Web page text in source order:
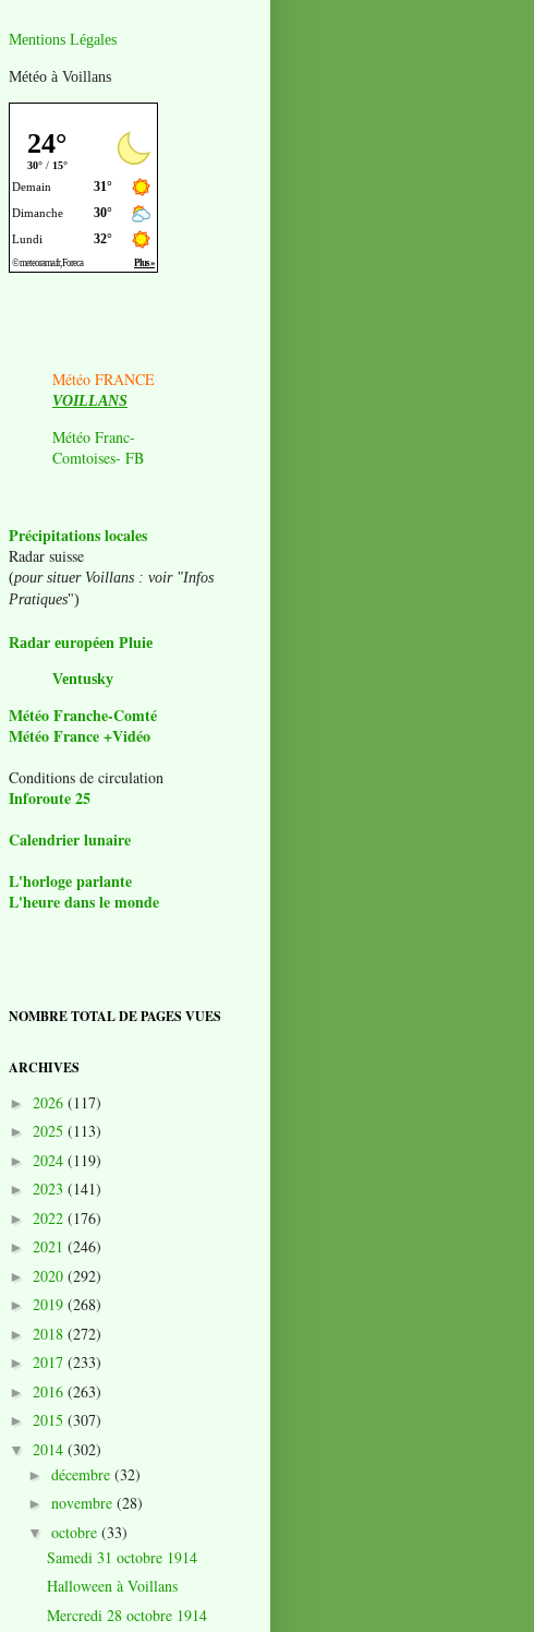
Mentions Légales
Météo à Voillans
Météo FRANCE
VOILLANS
Météo Franc-
Comtoises- FB
Précipitations locales
Radar suisse
(pour situer Voillans : voir "Infos
Pratiques")
Radar européen Pluie
Ventusky
Météo Franche-Comté
Météo France +Vidéo
Conditions de circulation
Inforoute 25
Calendrier lunaire
L'horloge parlante
L'heure dans le monde
NOMBRE TOTAL DE PAGES VUES
ARCHIVES
► 2026 (117)
► 2025 (113)
► 2024 (119)
► 2023 (141)
► 2022 (176)
► 2021 (246)
► 2020 (292)
► 2019 (268)
► 2018 (272)
► 2017 (233)
► 2016 (263)
► 2015 (307)
▼ 2014 (302)
► décembre (32)
► novembre (28)
▼ octobre (33)
Samedi 31 octobre 1914
Halloween à Voillans
Mercredi 28 octobre 1914